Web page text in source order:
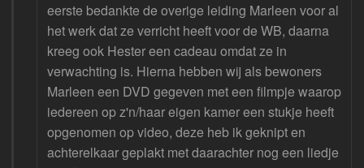
eerste bedankte de overige leiding Marleen voor al
het werk dat ze verricht heeft voor de WB, daarna
kreeg ook Hester een cadeau omdat ze in
verwachting is. Hierna hebben wij als bewoners
Marleen een DVD gegeven met een filmpje waarop
iedereen op z'n/haar eigen kamer een stukje heeft
opgenomen op video, deze heb ik geknipt en
achterelkaar geplakt met daarachter nog een liedje